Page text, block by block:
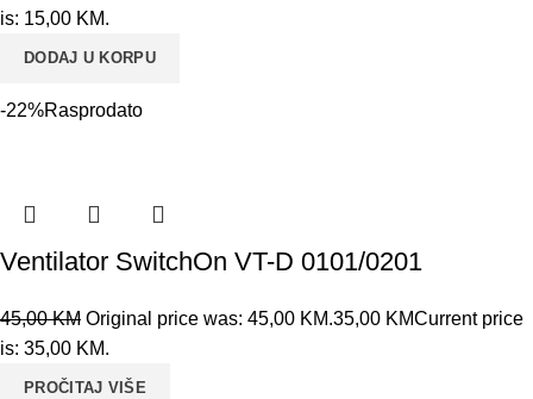
is: 15,00 KM.
DODAJ U KORPU
-22%Rasprodato
Ventilator SwitchOn VT-D 0101/0201
45,00KM Original price was: 45,00 KM.35,00 KMCurrent price
is: 35,00 KM.
PROČITAJ VIŠE